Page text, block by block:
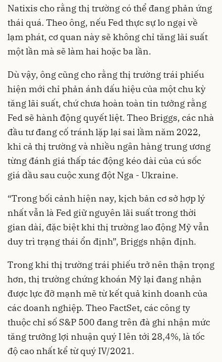
Natixis cho rằng thị trường có thể đang phản ứng
thái quá. Theo ông, nếu Fed thực sự lo ngại về
lạm phát, cơ quan này sẽ không chỉ tăng lãi suất
một lần mà sẽ làm hai hoặc ba lần.
Dù vậy, ông cũng cho rằng thị trường trái phiếu
hiện mới chỉ phản ánh dấu hiệu của một chu kỳ
tăng lãi suất, chứ chưa hoàn toàn tin tưởng rằng
Fed sẽ hành động quyết liệt. Theo Briggs, các nhà
đầu tư đang cố tránh lặp lại sai lầm năm 2022,
khi cả thị trường và nhiều ngân hàng trung ương
từng đánh giá thấp tác động kéo dài của cú sốc
giá dầu sau cuộc xung đột Nga - Ukraine.
“Trong bối cảnh hiện nay, kịch bản cơ sở hợp lý
nhất vẫn là Fed giữ nguyên lãi suất trong thời
gian dài, đặc biệt khi thị trường lao động Mỹ vẫn
duy trì trạng thái ổn định”, Briggs nhận định.
Trong khi thị trường trái phiếu trở nên thận trọng
hơn, thị trường chứng khoán Mỹ lại đang nhận
được lực đỡ mạnh mẽ từ kết quả kinh doanh của
các doanh nghiệp. Theo FactSet, các công ty
thuộc chỉ số S&P 500 đang trên đà ghi nhận mức
tăng trưởng lợi nhuận quý I lên tới 28,4%, là tốc
độ cao nhất kể từ quý IV/2021.